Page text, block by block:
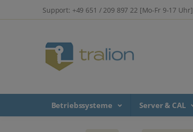
Support: +49 651 / 209 897 22 [Mo-Fr 9-17 Uhr]
Betriebssysteme Server & CAL